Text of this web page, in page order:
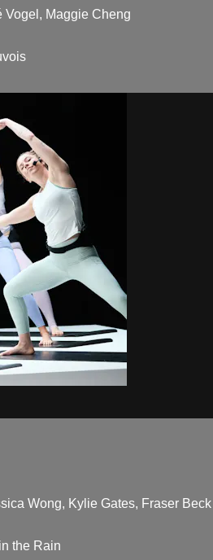
Vogel, Maggie Cheng
Wong, Kylie Gates, Fraser Beck
the Rain